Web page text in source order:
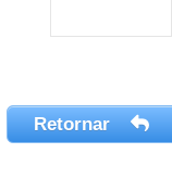
Retornar